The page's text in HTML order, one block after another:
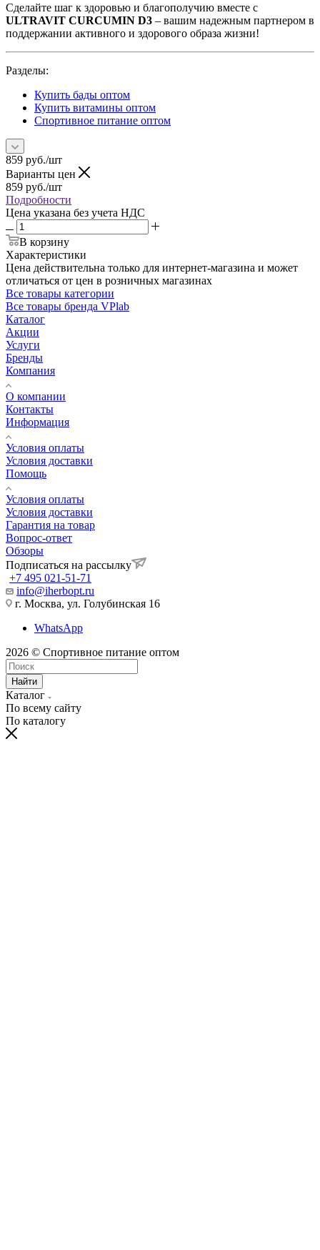
Сделайте шаг к здоровью и благополучию вместе с
ULTRAVIT CURCUMIN D3 – вашим надежным партнером в
поддержании активного и здорового образа жизни!
Разделы:
Купить бады оптом
Купить витамины оптом
Спортивное питание оптом
859 руб./шт
Варианты цен
859 руб./шт
Подробности
Цена указана без учета НДС
В корзину
Характеристики
Цена действительна только для интернет-магазина и может
отличаться от цен в розничных магазинах
Все товары категории
Все товары бренда VPlab
Каталог
Акции
Услуги
Бренды
Компания
О компании
Контакты
Информация
Условия оплаты
Условия доставки
Помощь
Условия оплаты
Условия доставки
Гарантия на товар
Вопрос-ответ
Обзоры
Подписаться на рассылку
+7 495 021-51-71
info@iherbopt.ru
г. Москва, ул. Голубинская 16
WhatsApp
2026 © Спортивное питание оптом
Найти
Каталог
По всему сайту
По каталогу